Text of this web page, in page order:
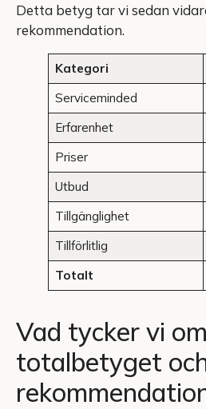
Detta betyg tar vi sedan
rekommendation.
Kategori
Serviceminded
Erfarenhet
Priser
Utbud
Tillgänglighet
Tillförlitlig
Totalt
Vad tycker vi
totalbetyget